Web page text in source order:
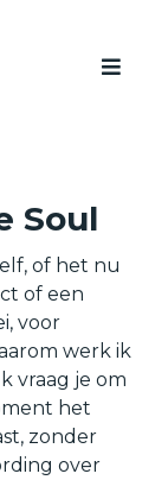
Soul
of het nu
of een
voor
werk ik
vraag je om
het
zonder
over